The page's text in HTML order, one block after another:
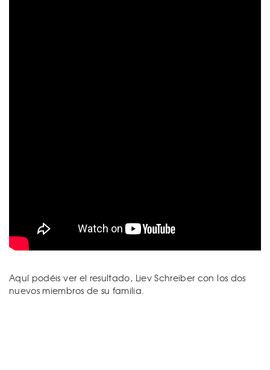
Aquí podéis ver el resultado, Liev Schreiber con los dos
nuevos miembros de su familia.